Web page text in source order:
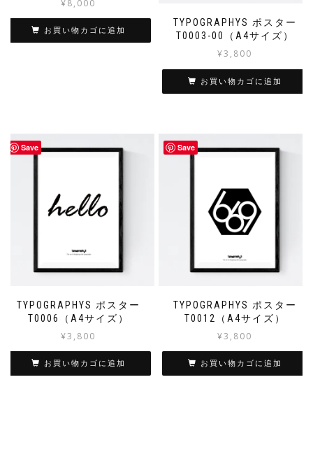
¥8,000
お買い物カゴに追加
TYPOGRAPHYS ポスター
T0003-00（A4サイズ）
¥3,800
お買い物カゴに追加
Save
TYPOGRAPHYS ポスター
T0006（A4サイズ）
¥3,800
お買い物カゴに追加
Save
TYPOGRAPHYS ポスター
T0012（A4サイズ）
¥3,800
お買い物カゴに追加